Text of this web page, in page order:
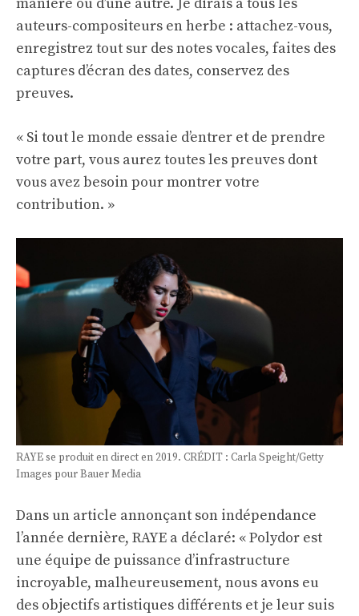
manière ou d’une autre. Je dirais à tous les
auteurs-compositeurs en herbe : attachez-vous,
enregistrez tout sur des notes vocales, faites des
captures d’écran des dates, conservez des
preuves.
« Si tout le monde essaie d’entrer et de prendre
votre part, vous aurez toutes les preuves dont
vous avez besoin pour montrer votre
contribution. »
RAYE se produit en direct en 2019. CRÉDIT : Carla Speight/Getty
Images pour Bauer Media
Dans un article annonçant son indépendance
l’année dernière, RAYE a déclaré: « Polydor est
une équipe de puissance d’infrastructure
incroyable, malheureusement, nous avons eu
des objectifs artistiques différents et je leur suis